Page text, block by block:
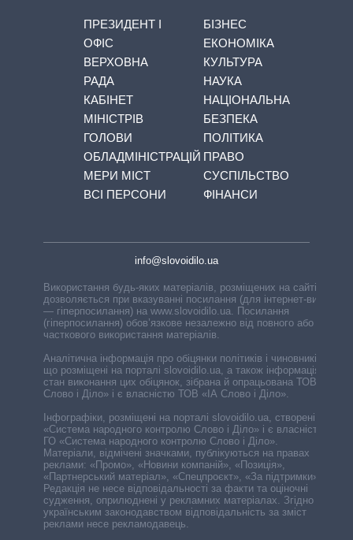
ПРЕЗИДЕНТ І
ОФІС
ВЕРХОВНА
РАДА
КАБІНЕТ
МІНІСТРІВ
ГОЛОВИ
ОБЛАДМІНІСТРАЦІЙ
МЕРИ МІСТ
ВСІ ПЕРСОНИ
БІЗНЕС
ЕКОНОМІКА
КУЛЬТУРА
НАУКА
НАЦІОНАЛЬНА
БЕЗПЕКА
ПОЛІТИКА
ПРАВО
СУСПІЛЬСТВО
ФІНАНСИ
info@slovoidilo.ua
Використання будь-яких матеріалів, розміщених на сайті,
дозволяється при вказуванні посилання (для інтернет-видань
— гіперпосилання) на www.slovoidilo.ua. Посилання
(гіперпосилання) обов’язкове незалежно від повного або
часткового використання матеріалів.
Аналітична інформація про обіцянки політиків і чиновників,
що розміщені на порталі slovoidilo.ua, а також інформація про
стан виконання цих обіцянок, зібрана й опрацьована ТОВ «ІА
Слово і Діло» і є власністю ТОВ «ІА Слово і Діло».
Інфографіки, розміщені на порталі slovoidilo.ua, створені ГО
«Система народного контролю Слово і Діло» і є власністю
ГО «Система народного контролю Слово і Діло».
Матеріали, відмічені значками, публікуються на правах
реклами: «Промо», «Новини компаній», «Позиція»,
«Партнерський матеріал», «Спецпроєкт», «За підтримки».
Редакція не несе відповідальності за факти та оціночні
судження, оприлюднені у рекламних матеріалах. Згідно з
українським законодавством відповідальність за зміст
реклами несе рекламодавець.